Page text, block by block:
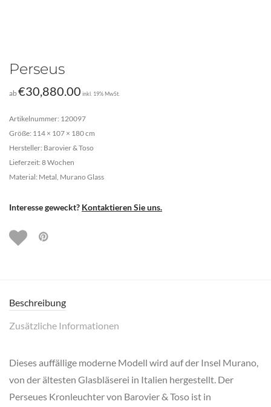
Perseus
ab€30,880.00 inkl. 19% MwSt.
Artikelnummer: 120097
Größe: 114 × 107 × 180 cm
Hersteller: Barovier & Toso
Lieferzeit: 8 Wochen
Material: Metal, Murano Glass
Interesse geweckt? Kontaktieren Sie uns.
Beschreibung
Zusätzliche Informationen
Dieses auffällige moderne Modell wird auf der Insel Murano,
von der ältesten Glasbläserei in Italien hergestellt. Der
Perseues Kronleuchter von Barovier & Toso ist in